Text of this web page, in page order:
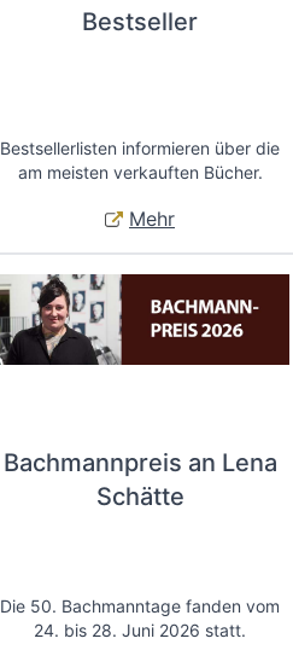
Bestseller
Bestsellerlisten informieren über die
am meisten verkauften Bücher.
Mehr
Bachmannpreis an Lena
Schätte
Die 50. Bachmanntage fanden vom
24. bis 28. Juni 2026 statt.